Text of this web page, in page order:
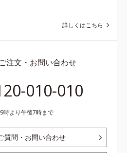
詳しくはこちら
注文・お問い合わせ
010-010
時より午後7時まで
質問・お問い合わせ